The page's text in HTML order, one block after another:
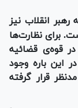
رهبر انقلاب نیز
برای نظارت‌ها
قوه‌ی قضائیه
این باره وجود
قرار گرفته